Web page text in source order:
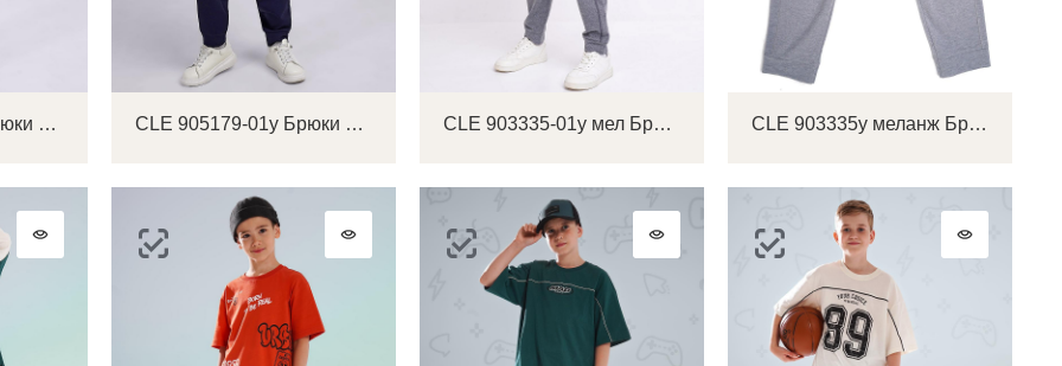
CLE 903337-01а Брюки детские для мальчика CLE 905179-01у Брюки детские для мальчика CLE 903335-01у мел Брюки детские для мальчика CLE 903335у меланж Брюки детские для мальчика